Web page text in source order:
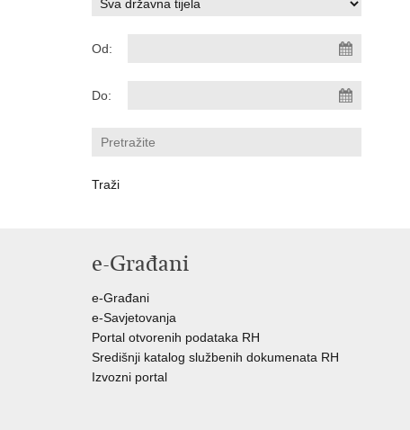
Od:
Do:
e-Građani
e-Građani
e-Savjetovanja
Portal otvorenih podataka RH
Središnji katalog službenih dokumenata RH
Izvozni portal